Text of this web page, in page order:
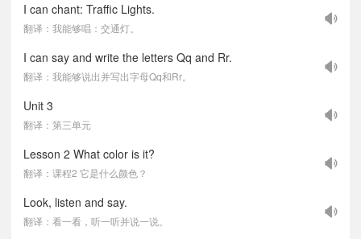
I can chant: Traffic Lights.
翻译：我能够唱：交通灯。
I can say and write the letters Qq and Rr.
翻译：我能够说出并写出字母Qq和Rr。
Unit 3
翻译：第三单元
Lesson 2 What color is it?
翻译：课程2 它是什么颜色？
Look, listen and say.
翻译：看一看，听一听并说一说。